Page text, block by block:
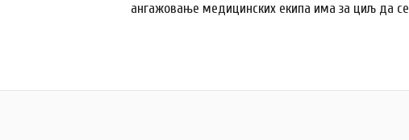
ангажовање медицинских екипа има за циљ да се